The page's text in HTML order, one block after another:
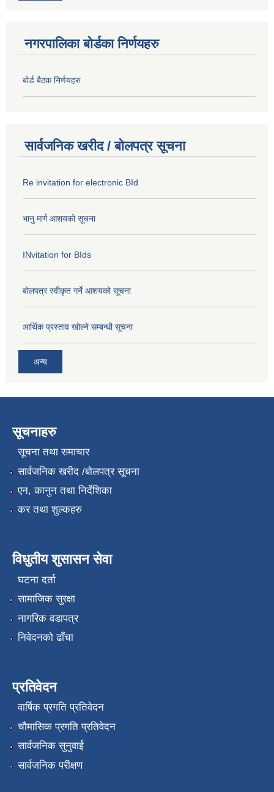
नगरपालिका बोर्डका निर्णयहरु
बोर्ड बैठक निर्णयहरु
सार्वजनिक खरीद / बोलपत्र सूचना
Re invitation for electronic BId
भानु मार्ग आशयको सूचना
INvitation for BIds
बोलपत्र स्वीकृत गर्ने आशयको सूचना
आर्थिक प्रस्ताव खोल्ने सम्बन्धी सूचना
अन्य
सूचनाहरु
सूचना तथा समाचार
सार्वजनिक खरीद /बोलपत्र सूचना
एन, कानुन तथा निर्देशिका
कर तथा शुल्कहरु
विधुतीय शुसासन सेवा
घटना दर्ता
सामाजिक सुरक्षा
नागरिक वडापत्र
निवेदनको ढाँचा
प्रतिवेदन
वार्षिक प्रगति प्रतिवेदन
चौमासिक प्रगति प्रतिवेदन
सार्वजनिक सुनुवाई
सार्वजनिक परीक्षण